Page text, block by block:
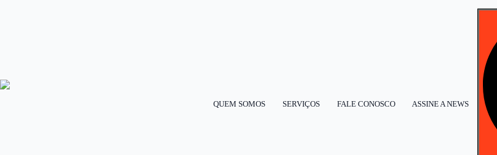
QUEM SOMOS SERVIÇOS FALE CONOSCO ASSINE A NEWS